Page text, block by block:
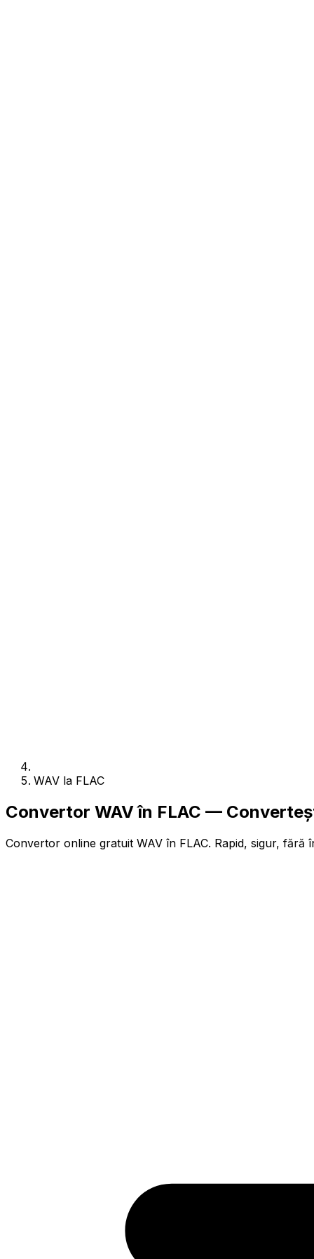
WAV la FLAC
Convertor WAV în FLAC —
Convertor online gratuit WAV în FLAC. Rapid, sigur, fără